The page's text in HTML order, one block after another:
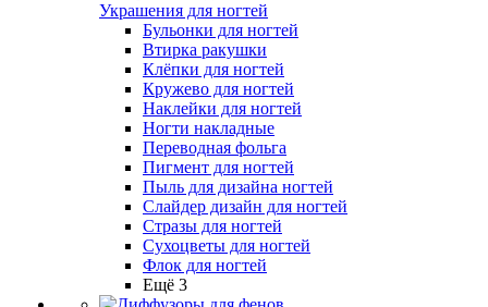
Украшения для ногтей
Бульонки для ногтей
Втирка ракушки
Клёпки для ногтей
Кружево для ногтей
Наклейки для ногтей
Ногти накладные
Переводная фольга
Пигмент для ногтей
Пыль для дизайна ногтей
Слайдер дизайн для ногтей
Стразы для ногтей
Сухоцветы для ногтей
Флок для ногтей
Ещё 3